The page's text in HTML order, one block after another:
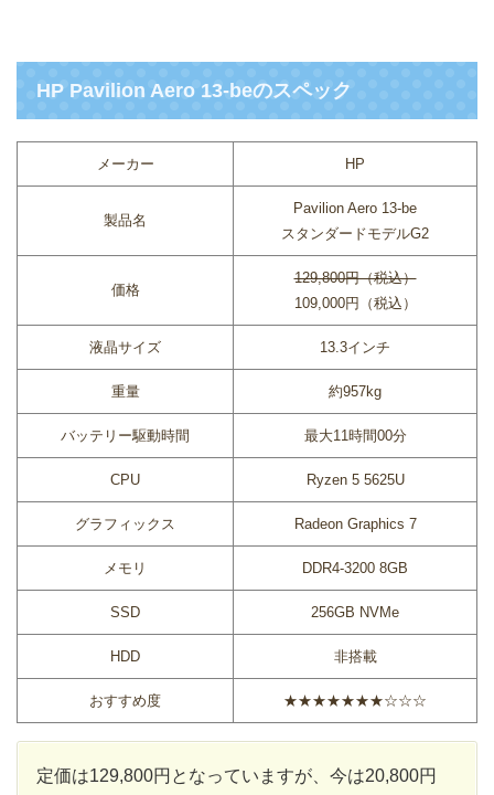
HP Pavilion Aero 13-beのスペック
メーカー HP
製品名
Pavilion Aero 13-be
スタンダードモデルG2
価格
129,800円（税込）
109,000円（税込）
液晶サイズ 13.3インチ
重量 約957kg
バッテリー駆動時間 最大11時間00分
CPU Ryzen 5 5625U
グラフィックス Radeon Graphics 7
メモリ DDR4-3200 8GB
SSD 256GB NVMe
HDD 非搭載
おすすめ度 ★★★★★★★☆☆☆
定価は129,800円となっていますが、今は20,800円